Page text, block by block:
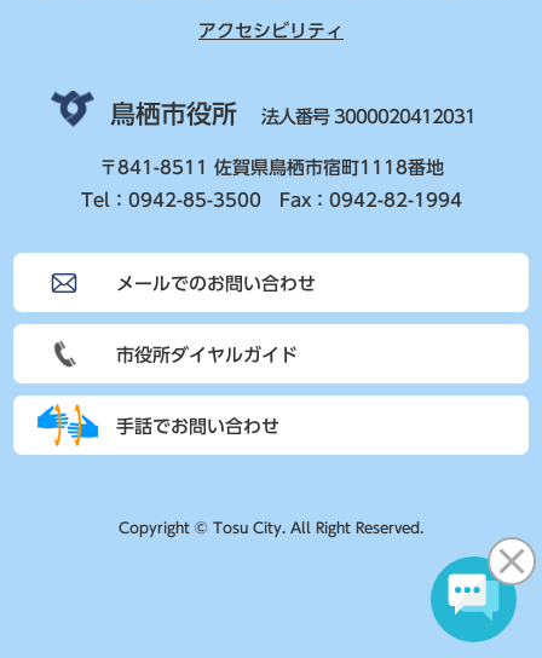
アクセシビリティ
鳥栖市役所 法人番号 3000020412031
〒841-8511 佐賀県鳥栖市宿町1118番地
Tel：0942-85-3500 Fax：0942-82-1994
メールでのお問い合わせ
市役所ダイヤルガイド
手話でお問い合わせ
Copyright © Tosu City. All Right Reserved.